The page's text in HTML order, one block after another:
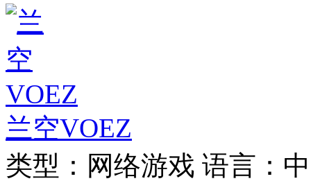
兰空VOEZ
类型： 网络游戏 语言：